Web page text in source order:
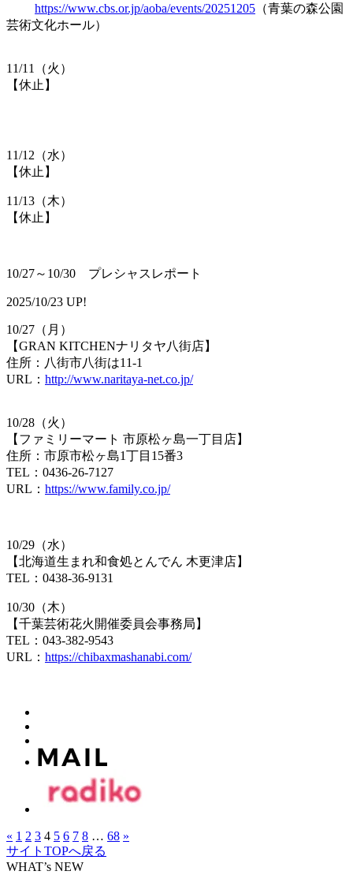
https://www.cbs.or.jp/aoba/events/20251205 （青葉の森公園
芸術文化ホール）
11/11（火）
【休止】
11/12（水）
【休止】
11/13（木）
【休止】
10/27～10/30 プレシャスレポート
2025/10/23 UP!
10/27（月）
【GRAN KITCHENナリタヤ八街店】
住所：八街市八街は11-1
URL： http://www.naritaya-net.co.jp/
10/28（火）
【ファミリーマート 市原松ヶ島一丁目店】
住所：市原市松ヶ島1丁目15番3
TEL：0436-26-7127
URL： https://www.family.co.jp/
10/29（水）
【北海道生まれ和食処とんでん 木更津店】
TEL：0438-36-9131
10/30（木）
【千葉芸術花火開催委員会事務局】
TEL：043-382-9543
URL： https://chibaxmashanabi.com/
« 1 2 3 4 5 6 7 8 … 68 »
サイトTOPへ戻る
WHAT’s NEW